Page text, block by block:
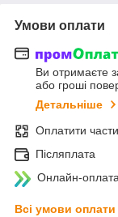
Умови оплати
Ви отримаєте
або гроші
Детальніше
Оплатити
Післяплата
Онлайн-
Всі умови оплати